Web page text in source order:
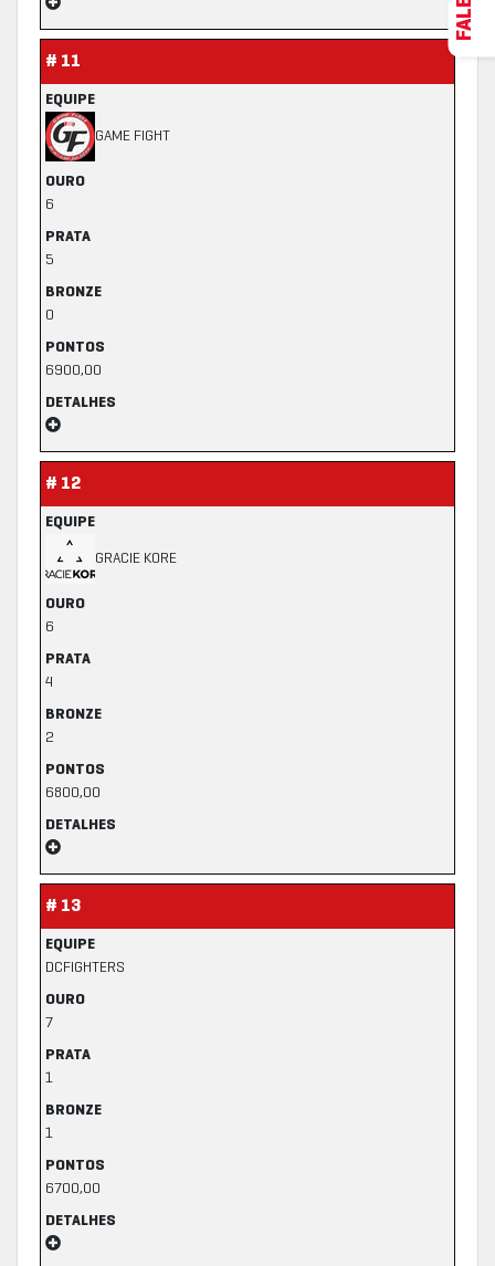
# 11
EQUIPE
GAME FIGHT
OURO
6
PRATA
5
BRONZE
0
PONTOS
6900,00
DETALHES
# 12
EQUIPE
GRACIE KORE
OURO
6
PRATA
4
BRONZE
2
PONTOS
6800,00
DETALHES
# 13
EQUIPE
DCFIGHTERS
OURO
7
PRATA
1
BRONZE
1
PONTOS
6700,00
DETALHES